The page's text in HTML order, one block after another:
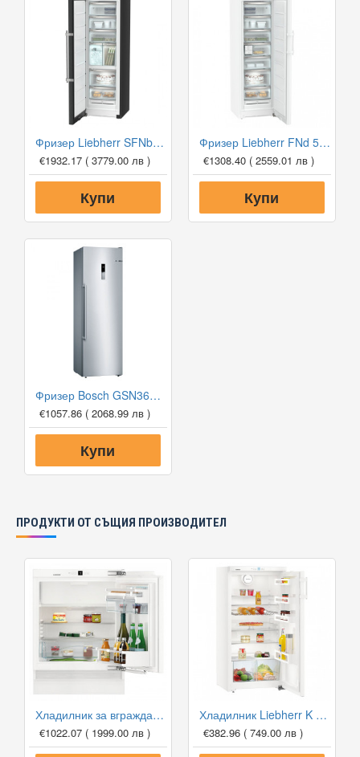
Фризер Liebherr SFNbsd 529i Peak NoFrost
€1932.17 ( 3779.00 лв )
Купи
Фризер Liebherr FNd 525i Prime NoFrost
€1308.40 ( 2559.01 лв )
Купи
Фризер Bosch GSN36BIEP Серия 6
€1057.86 ( 2068.99 лв )
Купи
ПРОДУКТИ ОТ СЪЩИЯ ПРОИЗВОДИТЕЛ
Хладилник за вграждане Liebherr UIKP 1554 Premium
€1022.07 ( 1999.00 лв )
Хладилник Liebherr K 230
€382.96 ( 749.00 лв )